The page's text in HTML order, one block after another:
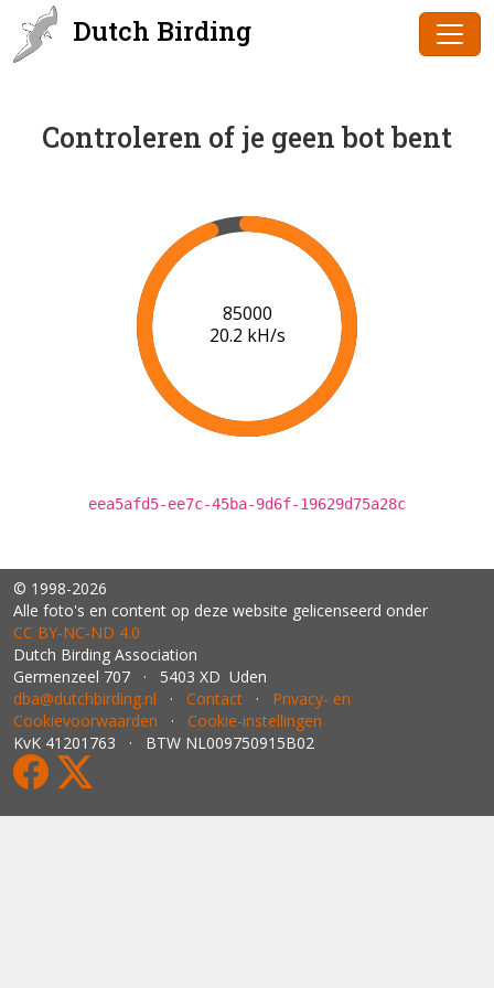
Dutch Birding
Controleren of je geen bot bent
86000
20.3 kH/s
eea5afd5-ee7c-45ba-9d6f-19629d75a28c
© 1998-2026
Alle foto's en content op deze website gelicenseerd onder
CC BY‑NC‑ND 4.0
Dutch Birding Association
Germenzeel 707 · 5403 XD Uden
dba@dutchbirding.nl · Contact · Privacy- en
Cookievoorwaarden · Cookie-instellingen
KvK 41201763 · BTW NL009750915B02